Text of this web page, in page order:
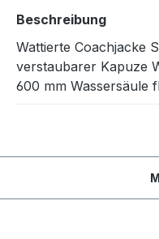
Beschreibung
Wattierte Coachjacke
verstaubarer Kapuze
600 mm Wassersäule